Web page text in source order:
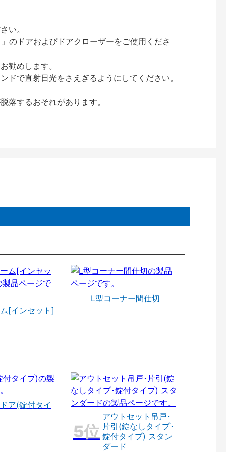
い。
のドアおよびドアクローザーをご使用くださ
勧めします。
で直射日光をさえぎるようにしてください。
するおそれがあります。
[インセット]
L型コーナー間仕切
ア(錠付タイ
アウトセット吊戸･
片引(錠なしタイプ･
錠付タイプ) スタン
ダード